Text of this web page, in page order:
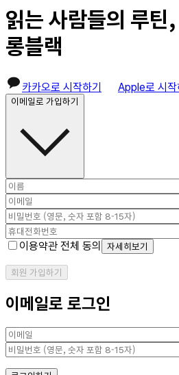
읽는 사람들의 루틴,
롱블랙
카카오로 시작하기 Apple로 시작
이메일로 가입하기
이용약관 전체 동의 자세히보기
회원 가입하기
이메일로 로그인